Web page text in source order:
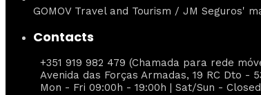
GOMOV Travel and Tourism / JM Seguros'
Contacts
+351 919 982 479 (Chamada para rede
Avenida das Forças Armadas, 19 RC Dto -
Mon - Fri 09:00h - 19:00h | Sat/Sun - Closed